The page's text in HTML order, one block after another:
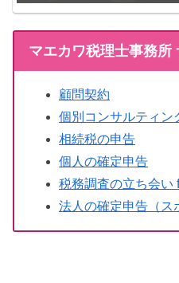
マエカワ税理士事務所
顧問契約
個別コンサルティン
相続税の申告
個人の確定申告
税務調査の立ち会い
法人の確定申告（ス